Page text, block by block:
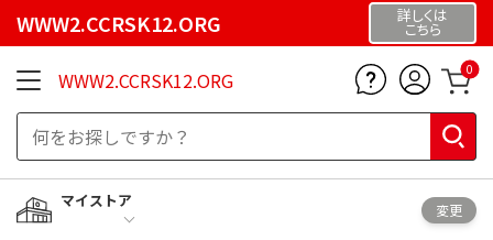
WWW2.CCRSK12.ORG 詳しくは
こちら
WWW2.CCRSK12.ORG 0
マイストア
変更